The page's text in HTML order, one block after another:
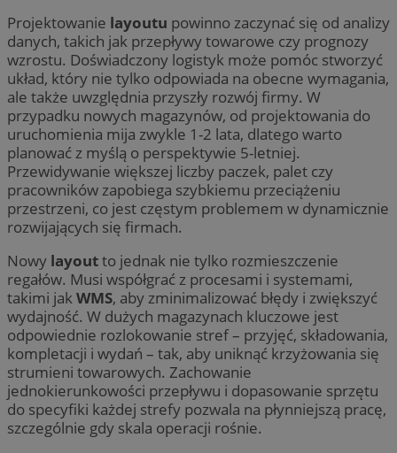
Projektowanie layoutu powinno zaczynać się od analizy
danych, takich jak przepływy towarowe czy prognozy
wzrostu. Doświadczony logistyk może pomóc stworzyć
układ, który nie tylko odpowiada na obecne wymagania,
ale także uwzględnia przyszły rozwój firmy. W
przypadku nowych magazynów, od projektowania do
uruchomienia mija zwykle 1-2 lata, dlatego warto
planować z myślą o perspektywie 5-letniej.
Przewidywanie większej liczby paczek, palet czy
pracowników zapobiega szybkiemu przeciążeniu
przestrzeni, co jest częstym problemem w dynamicznie
rozwijających się firmach.
Nowy layoutto jednak nie tylko rozmieszczenie
regałów. Musi współgrać z procesami i systemami,
takimi jakWMS, aby zminimalizować błędy i zwiększyć
wydajność. W dużych magazynach kluczowe jest
odpowiednie rozlokowanie stref – przyjęć, składowania,
kompletacji i wydań – tak, aby uniknąć krzyżowania się
strumieni towarowych. Zachowanie
jednokierunkowości przepływu i dopasowanie sprzętu
do specyfiki każdej strefy pozwala na płynniejszą pracę,
szczególnie gdy skala operacji rośnie.